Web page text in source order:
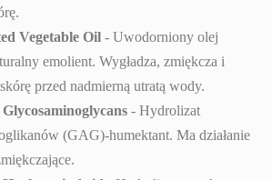
Vegetable Oil - Uwodorniony olej
emolient. Wygładza, zmiękcza i
przed nadmierną utratą wody.
- Hydrolizat
(GAG)-humektant. Ma działanie